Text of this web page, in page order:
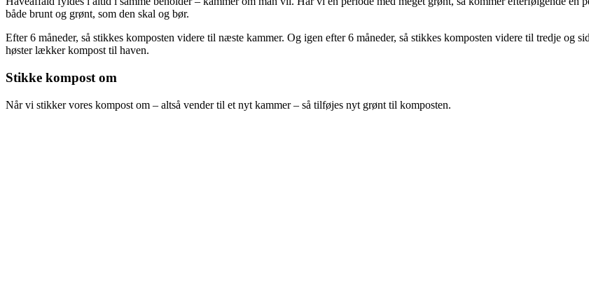
både brunt og grønt, som den skal og bør.
Efter 6 måneder, så stikkes komposten videre til næste kammer. Og igen efter 6 måneder, så stikkes komposten videre til tredje og
høster lækker kompost til haven.
Stikke kompost om
Når vi stikker vores kompost om – altså vender til et nyt kammer – så tilføjes nyt grønt til komposten.